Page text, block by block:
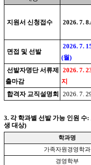
지원서 신청접수 2026. 7.
면접 및 선발
2026. 7.
(월)
선발자명단 서류제
출마감
2026. 7.
지
합격자 교직설명회
2026. 7.
3. 각 학과별 선발 가능 인원 수
생 대상)
학과명
가족자원경영학과
경영학부